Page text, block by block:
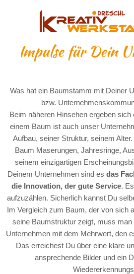
Impulse für Dein
Was hat ein Baumstamm mit Deiner
bzw.
Beim näheren Hinsehen ergeben sich
einem Baum ist auch unser
Aufbau, seiner Struktur, seinem
Baum Maserungen, Jahresringe,
seinem einzigartigen
Deinem Unternehmen sind es das
die Innovation, der gute Service.
aufzuzählen. Sicherlich kannst Du
Im Vergleich zum Baum, der von sich
seine Baumstruktur zeigt, muss man
Unternehmen mit dem Mehrwert, den
Das erreichest Du über eine klare
ansprechende Bilder und ein